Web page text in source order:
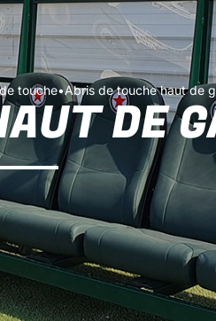
touche•Abris de touche haut de
DE